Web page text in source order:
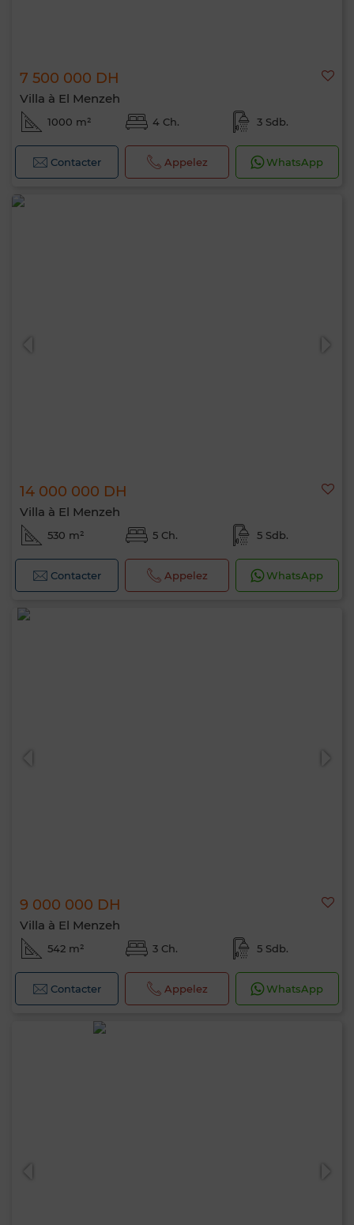
7 500 000 DH
Villa à El Menzeh
1000 m² 4 Ch. 3 Sdb.
Contacter Appelez WhatsApp
14 000 000 DH
Villa à El Menzeh
530 m² 5 Ch. 5 Sdb.
Contacter Appelez WhatsApp
9 000 000 DH
Villa à El Menzeh
542 m² 3 Ch. 5 Sdb.
Contacter Appelez WhatsApp